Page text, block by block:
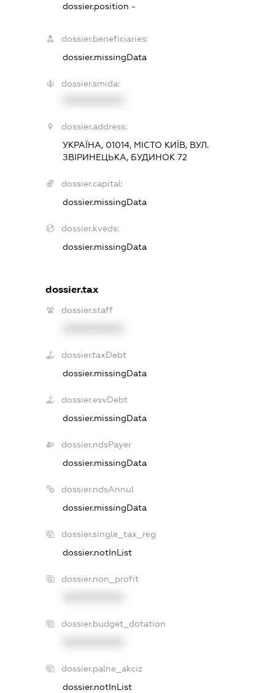
dossier.position -
dossier.beneficiaries:
dossier.missingData
dossier.smida:
dossier.address:
УКРАЇНА, 01014, МІСТО КИЇВ, ВУЛ.
ЗВІРИНЕЦЬКА, БУДИНОК 72
dossier.capital:
dossier.missingData
dossier.kveds:
dossier.missingData
dossier.tax
dossier.staff
dossier.taxDebt
dossier.missingData
dossier.esvDebt
dossier.missingData
dossier.ndsPayer
dossier.missingData
dossier.ndsAnnul
dossier.missingData
dossier.single_tax_reg
dossier.notInList
dossier.non_profit
dossier.budget_dotation
dossier.palne_akciz
dossier.notInList